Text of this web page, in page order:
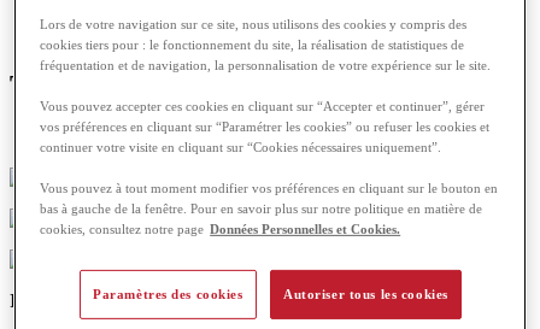
LES RECETTES
Tiramisu à la mangue
Ingrédients
Lors de votre navigation sur ce site, nous utilisons des cookies y compris des
cookies tiers pour : le fonctionnement du site, la réalisation de statistiques de
fréquentation et de navigation, la personnalisation de votre expérience sur le site.
Vous pouvez accepter ces cookies en cliquant sur “Accepter et continuer”, gérer
vos préférences en cliquant sur “Paramétrer les cookies” ou refuser les cookies et
continuer votre visite en cliquant sur “Cookies nécessaires uniquement”.
Vous pouvez à tout moment modifier vos préférences en cliquant sur le bouton en
bas à gauche de la fenêtre. Pour en savoir plus sur notre politique en matière de
cookies, consultez notre page Données Personnelles et Cookies.
Autoriser tous les cookies
Paramètres des cookies